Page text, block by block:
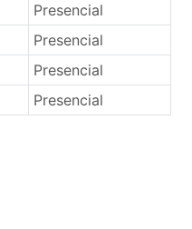
Presencial
Presencial
Presencial
Presencial